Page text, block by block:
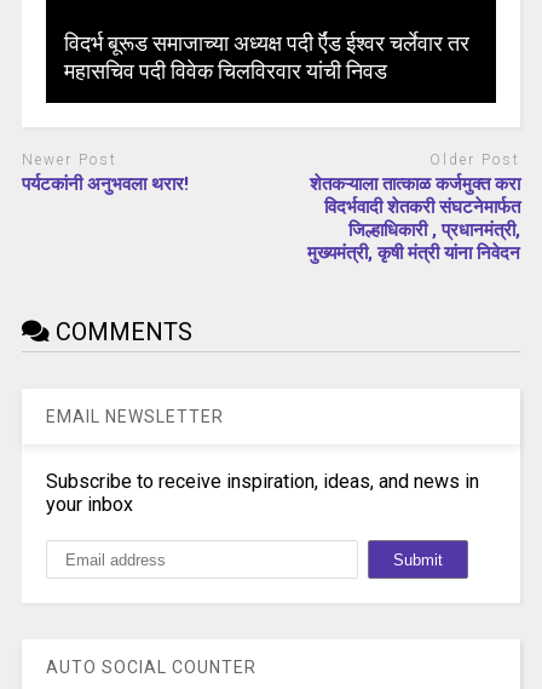
विदर्भ बूरूड समाजाच्या अध्यक्ष पदी र्ऍड ईश्वर चर्लेवार तर
महासचिव पदी विवेक चिलविरवार यांची निवड
Newer Post
पर्यटकांनी अनुभवला थरार!
Older Post
शेतकऱ्याला तात्काळ कर्जमुक्त करा
विदर्भवादी शेतकरी संघटनेमार्फत
जिल्हाधिकारी , प्रधानमंत्री,
मुख्यमंत्री, कृषी मंत्री यांना निवेदन
COMMENTS
EMAIL NEWSLETTER
Subscribe to receive inspiration, ideas, and news in
your inbox
AUTO SOCIAL COUNTER